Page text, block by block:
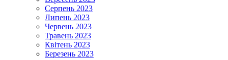
Серпень 2023
Липень 2023
Червень 2023
Травень 2023
Квітень 2023
Березень 2023